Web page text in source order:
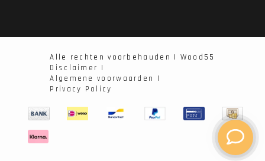
Alle rechten voorbehauden | Wood55
Disclaimer |
Algemene voorwaarden |
Privacy Policy